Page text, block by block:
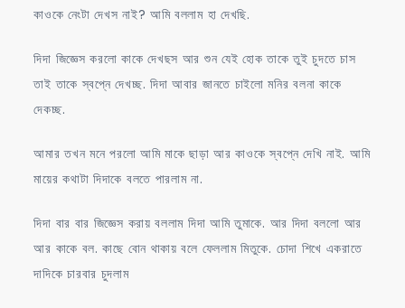
কাওকে নেংটা দেখস নাই? আমি বললাম হা দেখছি.
দিদা জিজ্ঞেস করলো কাকে দেখছস আর শুন যেই হোক তাকে তুই চুদতে চাস
তাই তাকে স্বপ্নে দেখচ্ছ. দিদা আবার জানতে চাইলো মনির বলনা কাকে
দেকচ্ছ.
আমার তখন মনে পরলো আমি মাকে ছাড়া আর কাওকে স্বপ্নে দেখি নাই. আমি
মায়ের কথাটা দিদাকে বলতে পারলাম না.
দিদা বার বার জিজ্ঞেস করায় বললাম দিদা আমি তুমাকে. আর দিদা বললো আর
আর কাকে বল. কাছে বোন থাকায় বলে ফেললাম মিতুকে. চোদা শিখে একরাতে
দাদিকে চারবার চুদলাম